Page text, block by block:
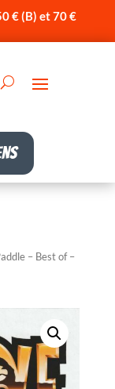
€ (B) et 70 €
– Best of –